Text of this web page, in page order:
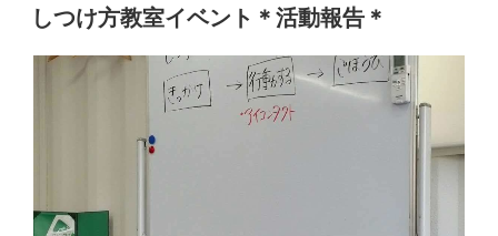
稿
日:
しつけ方教室イベント＊活動報告＊